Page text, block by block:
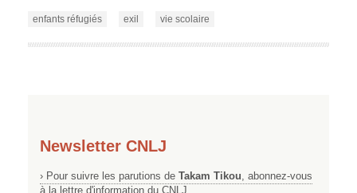
enfants réfugiés exil vie scolaire
Newsletter CNLJ
› Pour suivre les parutions de Takam Tikou , abonnez-vous
à la lettre d'information du CNLJ